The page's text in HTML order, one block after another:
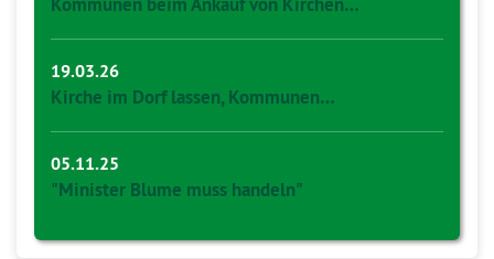
19.03.26
Kirche im Dorf lassen, Kommunen…
05.11.25
"Minister Blume muss handeln"